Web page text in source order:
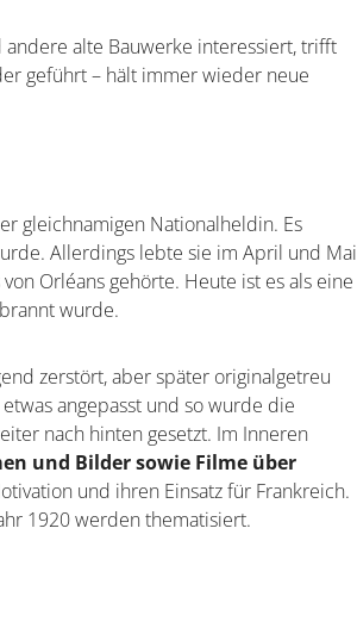
alte Bauwerke interessiert, trifft
geführt – hält immer wieder neue
gleichnamigen Nationalheldin. Es
Allerdings lebte sie im April und Mai
Orléans gehörte. Heute ist es als eine
wurde.
zerstört, aber später originalgetreu
angepasst und so wurde die
nach hinten gesetzt. Im Inneren
und Bilder sowie Filme über
und ihren Einsatz für Frankreich.
1920 werden thematisiert.